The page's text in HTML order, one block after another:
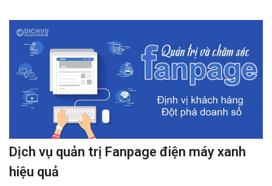
Dịch vụ quản trị Fanpage điện máy xanh
hiệu quả